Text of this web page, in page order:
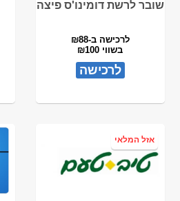
שובר לרשת דומינו'ס פיצה
לרכישה ב-₪88
בשווי ₪100
לרכישה
אזל המלאי